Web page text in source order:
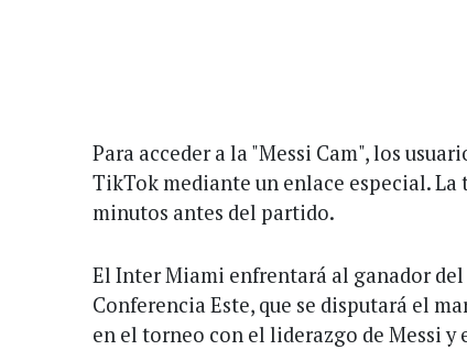
Para acceder a la "Messi Cam", los
TikTok mediante un enlace especial.
minutos antes del partido.
El Inter Miami enfrentará al ganador
Conferencia Este, que se disputará el
en el torneo con el liderazgo de Messi y